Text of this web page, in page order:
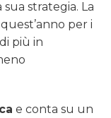
strategia. La
per i
più in
e conta su un